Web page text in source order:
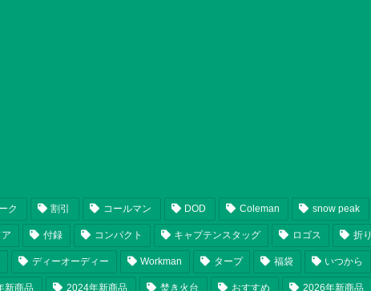
ク 割引 コールマン DOD Coleman snow peak
付録 コンパクト キャプテンスタッグ ロゴス 折
ディーオーディー Workman タープ 福袋 いつから
新商品 2024年新商品 焚き火台 おすすめ 2026年新商品